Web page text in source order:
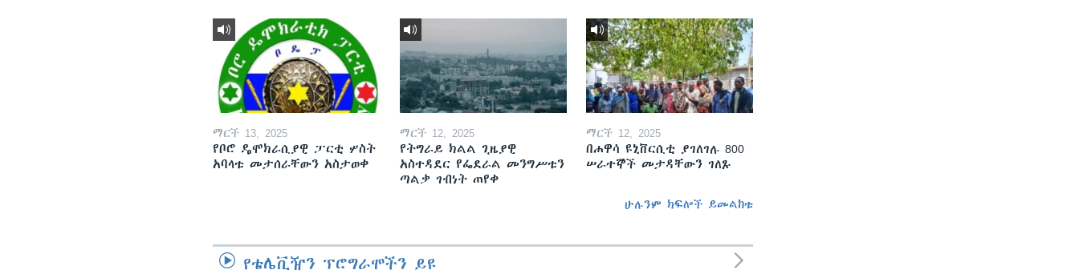
ማርች 13, 2025
የቦሮ ዴሞክራሲያዊ ፓርቲ ሦስት
አባላቱ መታሰራቸውን አስታወቀ
ማርች 12, 2025
የትግራይ ክልል ጊዜያዊ
አስተዳደር የፌደራል መንግሥቱን
ጣልቃ ገብነት ጠየቀ
ማርች 12, 2025
በሐዋሳ ዩኒቨርሲቲ ያገለገሉ 800
ሠራተኞች መታዳቸውን ገለጹ
ሁሉንም ክፍሎች ይመልከቱ
የቴሌቪዥን ፕሮግራሞችን ይዩ